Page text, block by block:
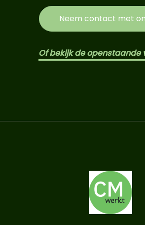
Neem contact met
Of bekijk de openstaande